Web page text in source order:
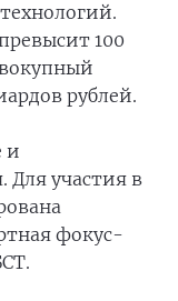
100
рублей.
и
участия в
фокус-